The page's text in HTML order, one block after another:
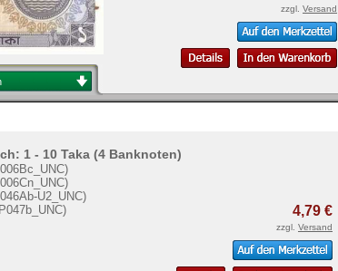
zzgl. Versand
1 - 10 Taka (4 Banknoten)
U2_UNC)
4,79 €
zzgl. Versand